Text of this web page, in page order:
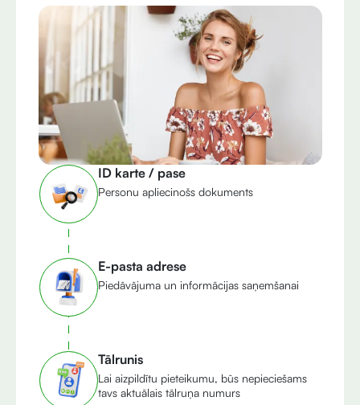
ID karte / pase
Personu apliecinošs dokuments
E-pasta adrese
Piedāvājuma un informācijas saņemšanai
Tālrunis
Lai aizpildītu pieteikumu, būs nepieciešams
tavs aktuālais tālruņa numurs